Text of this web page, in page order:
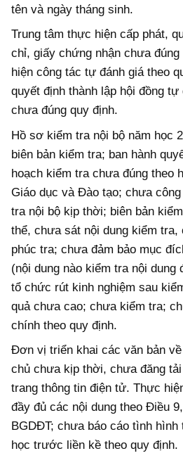
tên và ngày tháng sinh.
Trung tâm thực hiện cấp phát,
chỉ, giấy chứng nhận chưa
hiện công tác tự đánh giá theo
quyết định thành lập hội đồng tự
chưa đúng quy định.
Hồ sơ kiểm tra nội bộ năm học
biên bản kiểm tra; ban hành
hoạch kiểm tra chưa đúng theo
Giáo dục và Đào tạo; chưa
tra nội bộ kịp thời; biên bản
thể, chưa sát nội dung kiểm
phúc tra; chưa đảm bảo mục
(nội dung nào kiểm tra nội dung
tổ chức rút kinh nghiệm sau
quả chưa cao; chưa kiểm tra;
chính theo quy định.
Đơn vị triển khai các văn bản
chủ chưa kịp thời, chưa đăng
trang thông tin điện tử. Thực
đầy đủ các nội dung theo Điều
BGDĐT; chưa báo cáo tình
học trước liền kề theo quy định.